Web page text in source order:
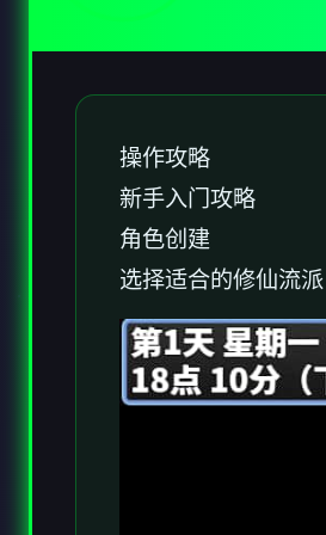
操作攻略
新手入门攻略
角色创建
选择适合的修仙流